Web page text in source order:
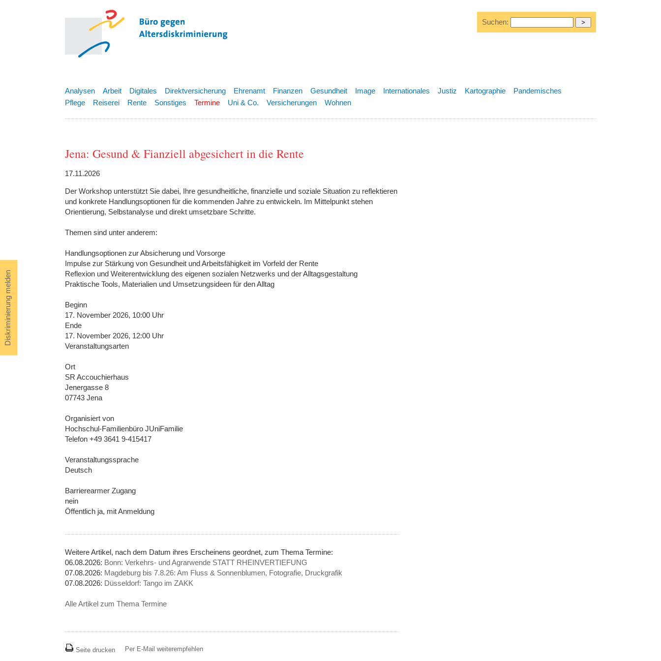
Diskriminierung melden
Suchen:
Analysen Arbeit Digitales Direktversicherung Ehrenamt Finanzen Gesundheit Image Internationales Justiz Kartographie
Pandemisches
Pflege
Reiserei Rente Sonstiges Termine Uni & Co. Versicherungen Wohnen
Jena: Gesund & Fianziell abgesichert in die Rente
17.11.2026
Der Workshop unterstützt Sie dabei, Ihre gesundheitliche, finanzielle und soziale Situation zu reflektieren
und konkrete Handlungsoptionen für die kommenden Jahre zu entwickeln. Im Mittelpunkt stehen
Orientierung, Selbstanalyse und direkt umsetzbare Schritte.
Themen sind unter anderem:
Handlungsoptionen zur Absicherung und Vorsorge
Impulse zur Stärkung von Gesundheit und Arbeitsfähigkeit im Vorfeld der Rente
Reflexion und Weiterentwicklung des eigenen sozialen Netzwerks und der Alltagsgestaltung
Praktische Tools, Materialien und Umsetzungsideen für den Alltag
Beginn
17. November 2026, 10:00 Uhr
Ende
17. November 2026, 12:00 Uhr
Veranstaltungsarten
Ort
SR Accouchierhaus
Jenergasse 8
07743 Jena
Organisiert von
Hochschul-Familienbüro JUniFamilie
Telefon +49 3641 9-415417
Veranstaltungssprache
Deutsch
Barrierearmer Zugang
nein
Öffentlich ja, mit Anmeldung
Weitere Artikel, nach dem Datum ihres Erscheinens geordnet, zum Thema Termine:
06.08.2026: Bonn: Verkehrs- und Agrarwende STATT RHEINVERTIEFUNG
07.08.2026: Magdeburg bis 7.8.26: Am Fluss & Sonnenblumen, Fotografie, Druckgrafik
07.08.2026: Düsseldorf: Tango im ZAKK
Alle Artikel zum Thema Termine
Seite drucken Per E-Mail weiterempfehlen